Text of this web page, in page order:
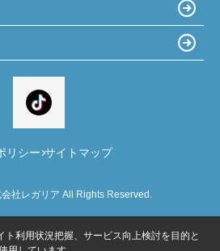
リシー サイトマップ
社レガリア All Rights Reserved.
ト利用状況把握、サービス向上検討を目的と